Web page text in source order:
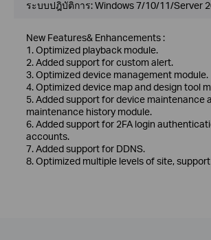
ระบบปฎิบัติการ: Windows 7/10/11/Server
New Features& Enhancements :
1. Optimized playback module.
2. Added support for custom alert.
3. Optimized device management module.
4. Optimized device map and design tool
5. Added support for device maintenance
maintenance history module.
6. Added support for 2FA login
accounts.
7. Added support for DDNS.
8. Optimized multiple levels of site,